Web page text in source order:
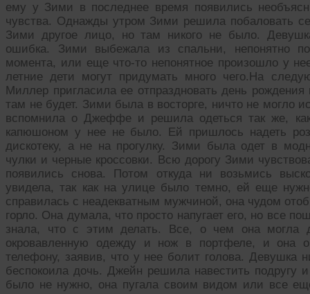
ему у Зими в последнее время появились
чувства. Однажды утром Зими решила побаловать
Зими другое лицо, но там никого не было.
ошибка. Зими выбежала из спальни, непонятно
момента, или еще что-то непонятное произошло у
летние дети могут придумать много чего.На
Миллер пригласила ее отпраздновать день
там не будет. Зими была в восторге, ничто не могло
вспомнила о Джеффе и решила одеться так же,
капюшоном у нее не было. Ей пришлось надеть
дискотеку, а не на прогулку. Зими была одет в
чулки и черные кроссовки. Всю дорогу Зими
появились снова. Потом откуда ни возьмись
увидела, так как на улице было темно, ей еще
справилась с неадекватным мужчиной, она чудом
горло. Она думала, что просто напугает его, но все
знала, что с этим делать. Все, о чем она могла
окровавленную одежду и нож в портфеле, и она
телефону, заявив, что у нее болит голова. Девушка
беспокоила дочь. Джейн решила навестить
было не нужно, она пугала своим видом или все